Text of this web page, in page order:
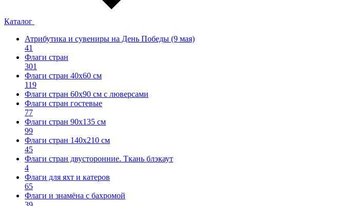
Каталог
Атрибутика и сувениры на День Победы (9 мая)
41
Флаги стран
301
Флаги стран 40х60 см
119
Флаги стран 60x90 см с люверсами
Флаги стран гостевые
77
Флаги стран 90х135 см
99
Флаги стран 140х210 см
45
Флаги стран двусторонние. Ткань блэкаут
4
Флаги для яхт и катеров
65
Флаги и знамёна с бахромой